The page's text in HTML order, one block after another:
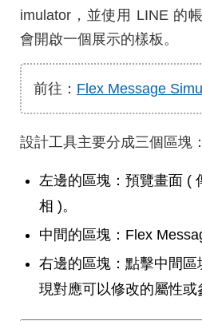
imulator，並使用 LINE 的
會開啟一個展示的樣板。
前往： Flex Message
設計工具主要分成三個區塊：
左邊的區塊：預覽畫面 (
相 )。
中間的區塊：Flex
右邊的區塊：點擊中間區
現對應可以修改的屬性或